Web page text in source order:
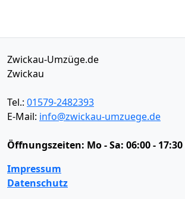
Zwickau-Umzüge.de
Zwickau
Tel.: 01579-2482393
E-Mail: info@zwickau-umzuege.de
Öffnungszeiten: Mo - Sa: 06:00 -
Impressum
Datenschutz